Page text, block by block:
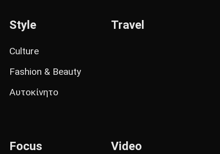
Style
Culture
Fashion & Beauty
Αυτοκίνητο
Travel
Focus Video